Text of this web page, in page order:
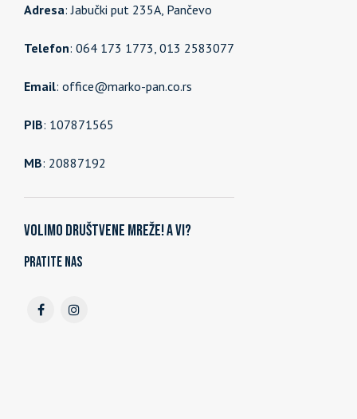
Adresa: Jabučki put 235A, Pančevo
Telefon: 064 173 1773, 013 2583077
Email: office@marko-pan.co.rs
PIB: 107871565
MB: 20887192
Volimo društvene mreže! A vi?
Pratite nas